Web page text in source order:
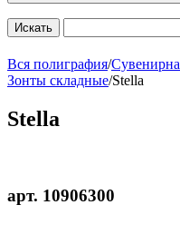
Искать
Вся полиграфия/
Зонты складные/Stella
Stella
арт. 10906300